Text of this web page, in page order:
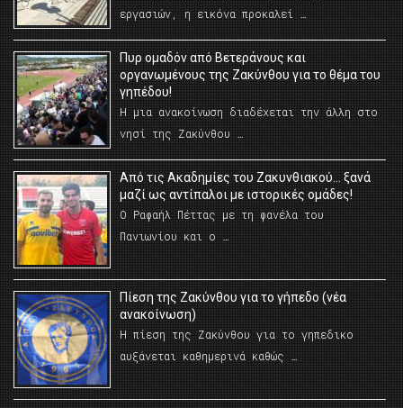
εργασιών, η εικόνα προκαλεί …
Πυρ ομαδόν από Βετεράνους και
οργανωμένους της Ζακύνθου για το θέμα του
γηπέδου!
Η μια ανακοίνωση διαδέχεται την άλλη στο
νησί της Ζακύνθου …
Από τις Ακαδημίες του Ζακυνθιακού… ξανά
μαζί ως αντίπαλοι με ιστορικές ομάδες!
Ο Ραφαήλ Πέττας με τη φανέλα του
Πανιωνίου και ο …
Πίεση της Ζακύνθου για το γήπεδο (νέα
ανακοίνωση)
Η πίεση της Ζακύνθου για το γηπεδικο
αυξάνεται καθημερινά καθώς …